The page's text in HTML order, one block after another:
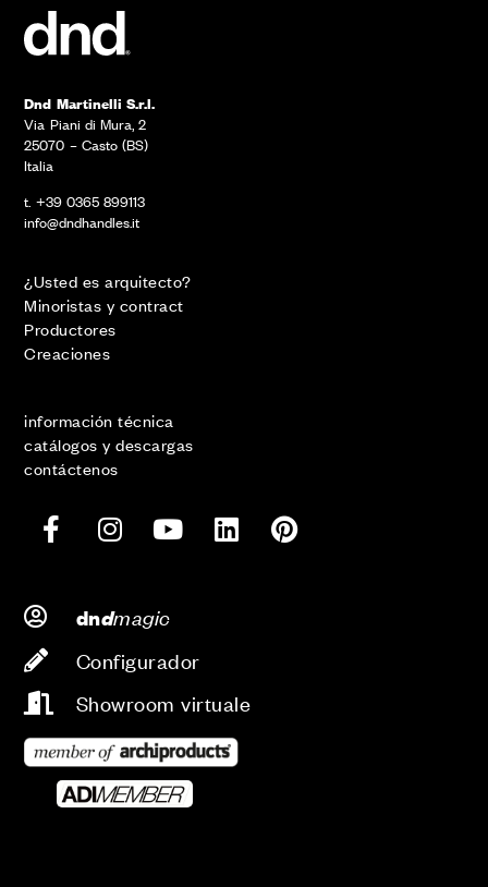
Dnd Martinelli S.r.l.
Via Piani di Mura, 2
25070 – Casto (BS)
Italia
t. +39 0365 899113
info@dndhandles.it
¿Usted es arquitecto?
Minoristas y contract
Productores
Creaciones
información técnica
catálogos y descargas
contáctenos
dndmagic
Configurador
Showroom virtuale